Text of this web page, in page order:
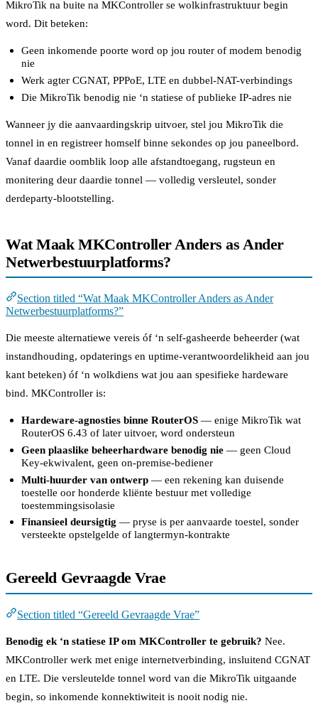
MikroTik na buite na MKController se wolkinfrastruktuur begin
word. Dit beteken:
Geen inkomende poorte word op jou router of modem benodig
nie
Werk agter CGNAT, PPPoE, LTE en dubbel-NAT-verbindings
Die MikroTik benodig nie ‘n statiese of publieke IP-adres nie
Wanneer jy die aanvaardingskrip uitvoer, stel jou MikroTik die
tonnel in en registreer homself binne sekondes op jou paneelbord.
Vanaf daardie oomblik loop alle afstandtoegang, rugsteun en
monitering deur daardie tonnel — volledig versleutel, sonder
derdeparty-blootstelling.
Wat Maak MKController Anders as Ander
Netwerbestuurplatforms?
Section titled “Wat Maak MKController Anders as Ander
Netwerbestuurplatforms?”
Die meeste alternatiewe vereis óf ‘n self-gasheerde beheerder (wat
instandhouding, opdaterings en uptime-verantwoordelikheid aan jou
kant beteken) óf ‘n wolkdiens wat jou aan spesifieke hardeware
bind. MKController is:
Hardeware-agnosties binne RouterOS — enige MikroTik wat
RouterOS 6.43 of later uitvoer, word ondersteun
Geen plaaslike beheerhardware benodig nie — geen Cloud
Key-ekwivalent, geen on-premise-bediener
Multi-huurder van ontwerp — een rekening kan duisende
toestelle oor honderde kliënte bestuur met volledige
toestemmingsisolasie
Finansieel deursigtig — pryse is per aanvaarde toestel, sonder
versteekte opstelgelde of langtermyn-kontrakte
Gereeld Gevraagde Vrae
Section titled “Gereeld Gevraagde Vrae”
Benodig ek ‘n statiese IP om MKController te gebruik? Nee.
MKController werk met enige internetverbinding, insluitend CGNAT
en LTE. Die versleutelde tonnel word van die MikroTik uitgaande
begin, so inkomende konnektiwiteit is nooit nodig nie.